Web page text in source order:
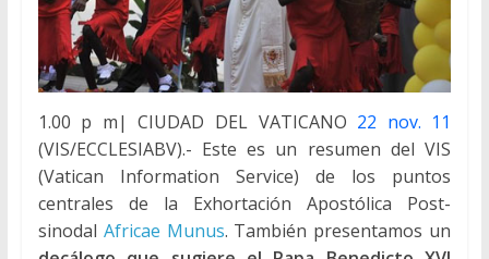
1.00 p m| CIUDAD DEL VATICANO 22 nov. 11
(VIS/ECCLESIABV).- Este es un resumen del VIS
(Vatican Information Service) de los puntos
centrales de la Exhortación Apostólica Post-
sinodal Africae Munus. También presentamos un